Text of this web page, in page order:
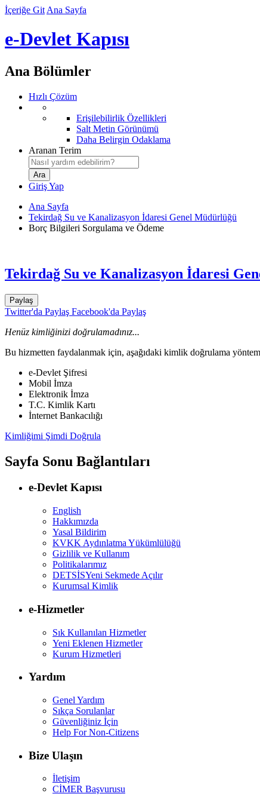
İçeriğe Git Ana Sayfa
e-Devlet Kapısı
Ana Bölümler
Hızlı Çözüm
Erişilebilirlik Özellikleri
Salt Metin Görünümü
Daha Belirgin Odaklama
Aranan Terim
Giriş Yap
Ana Sayfa
Tekirdağ Su ve Kanalizasyon İdaresi Genel Müdürlüğü
Borç Bilgileri Sorgulama ve Ödeme
Tekirdağ Su ve Kanalizasyon İdaresi
Paylaş
Twitter'da Paylaş Facebook'da Paylaş
Henüz kimliğinizi doğrulamadınız...
Bu hizmetten faydalanmak için, aşağıdaki kimlik doğrulama
e-Devlet Şifresi
Mobil İmza
Elektronik İmza
T.C. Kimlik Kartı
İnternet Bankacılığı
Kimliğimi Şimdi Doğrula
Sayfa Sonu Bağlantıları
e-Devlet Kapısı
English
Hakkımızda
Yasal Bildirim
KVKK Aydınlatma Yükümlülüğü
Gizlilik ve Kullanım
Politikalarımız
DETSİSYeni Sekmede Açılır
Kurumsal Kimlik
e-Hizmetler
Sık Kullanılan Hizmetler
Yeni Eklenen Hizmetler
Kurum Hizmetleri
Yardım
Genel Yardım
Sıkça Sorulanlar
Güvenliğiniz İçin
Help For Non-Citizens
Bize Ulaşın
İletişim
CİMER Başvurusu